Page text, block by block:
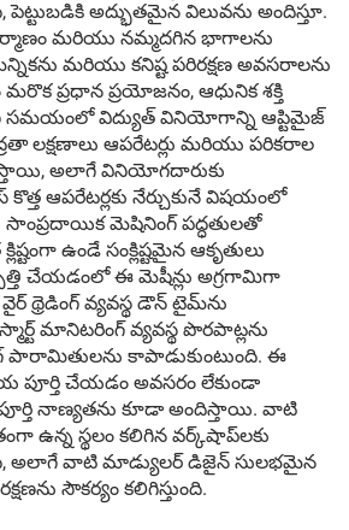
అద్భుతమైన విలువను అందిస్తూ.
మరియు నమ్మదగిన భాగాలను
మరియు కనిష్ట పరిరక్షణ అవసరాలను
మరొక ప్రధాన ప్రయోజనం, ఆధునిక శక్తి
సమయంలో విద్యుత్ వినియోగాన్ని ఆప్టిమైజ్
లక్షణాలు ఆపరేటర్లు మరియు పరికరాల
అలాగే వినియోగదారుకు
ఆపరేటర్లకు నేర్చుకునే విషయంలో
సాంప్రదాయిక మెషినింగ్ పద్ధతులతో
ఉండే సంక్లిష్టమైన ఆకృతులు
చేయడంలో ఈ మెషీన్లు అగ్రగామిగా
థ్రెడింగ్ వ్యవస్థ డౌన్ టైమ్‌ను
స్మార్ట్ మానిటరింగ్ వ్యవస్థ పొరపాట్లను
పారామితులను కాపాడుకుంటుంది. ఈ
పూర్తి చేయడం అవసరం లేకుండా
నాణ్యతను కూడా అందిస్తాయి. వాటి
ఉన్న స్థలం కలిగిన వర్క్‌షాప్‌లకు
అలాగే వాటి మాడ్యులర్ డిజైన్ సులభమైన
సౌకర్యం కలిగిస్తుంది.